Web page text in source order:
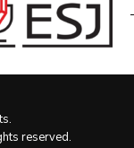
reserved.